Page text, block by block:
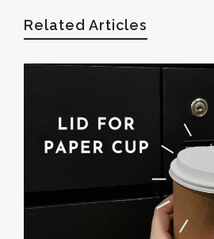
Related Articles